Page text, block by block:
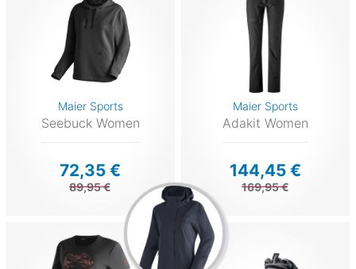
Maier Sports
Seebuck Women
72,35 €
89,95 €
Maier Sports
Adakit Women
144,45 €
169,95 €